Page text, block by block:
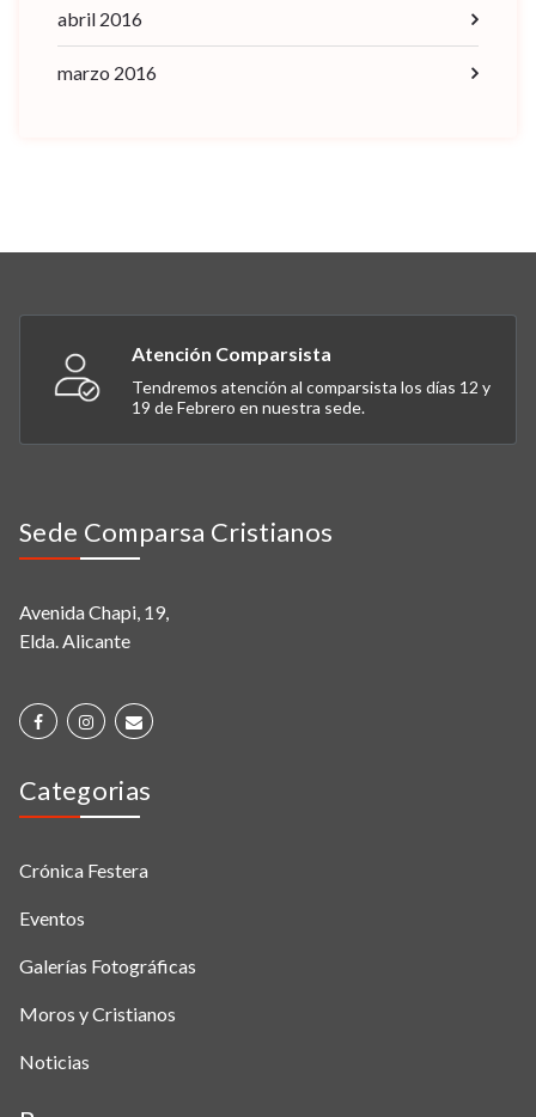
abril 2016
marzo 2016
Atención Comparsista
Tendremos atención al comparsista los días 12 y
19 de Febrero en nuestra sede.
Sede Comparsa Cristianos
Avenida Chapi, 19,
Elda. Alicante
Categorias
Crónica Festera
Eventos
Galerías Fotográficas
Moros y Cristianos
Noticias